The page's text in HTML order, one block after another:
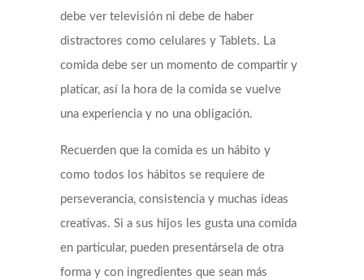
debe ver televisión ni debe de haber
distractores como celulares y Tablets. La
comida debe ser un momento de compartir y
platicar, así la hora de la comida se vuelve
una experiencia y no una obligación.
Recuerden que la comida es un hábito y
como todos los hábitos se requiere de
perseverancia, consistencia y muchas ideas
creativas. Si a sus hijos les gusta una comida
en particular, pueden presentársela de otra
forma y con ingredientes que sean más